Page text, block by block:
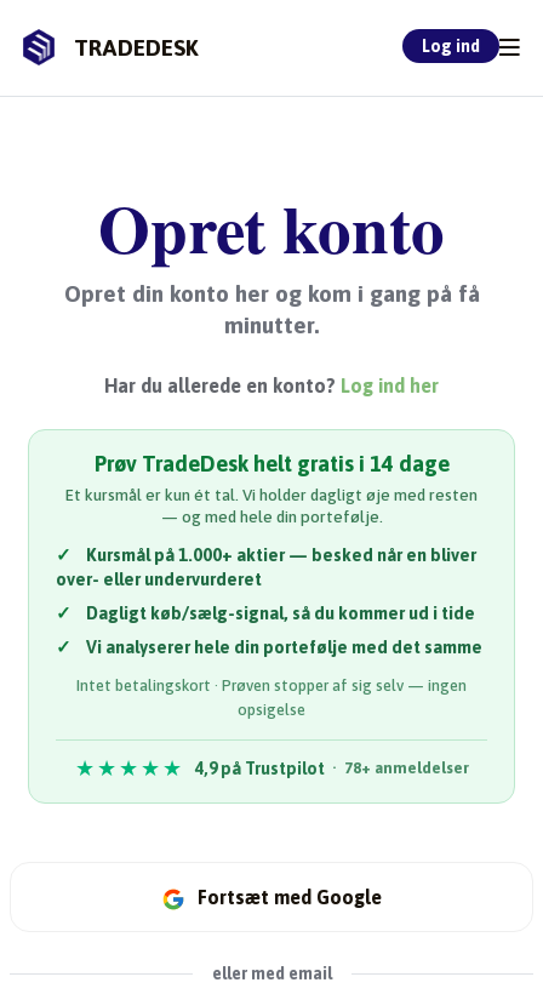
TRADEDESK Log ind
Opret konto
Opret din konto her og kom i gang på få
minutter.
Har du allerede en konto? Log ind her
Prøv TradeDesk helt gratis i 14 dage
Et kursmål er kun ét tal. Vi holder dagligt øje med resten
— og med hele din portefølje.
✓
Kursmål på 1.000+ aktier — besked når en bliver
over- eller undervurderet
✓
Dagligt køb/sælg-signal, så du kommer ud i tide
✓
Vi analyserer hele din portefølje med det samme
Intet betalingskort · Prøven stopper af sig selv — ingen
opsigelse
★★★★★ 4,9 på Trustpilot · 78+ anmeldelser
Fortsæt med Google
eller med email